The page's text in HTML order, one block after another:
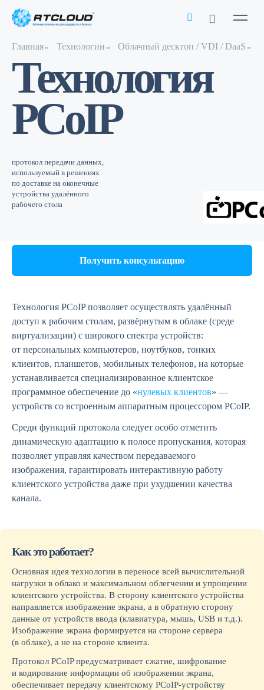
Главная Технологии Облачный десктоп / VDI / DaaS
Технология
PCoIP
протокол передачи данных,
используемый в решениях
по доставке на оконечные
устройства удалённого
рабочего стола
Получить консультацию
Технология PCoIP позволяет осуществлять удалённый
доступ к рабочим столам, развёрнутым в облаке (среде
виртуализации) с широкого спектра устройств:
от персональных компьютеров, ноутбуков, тонких
клиентов, планшетов, мобильных телефонов, на которые
устанавливается специализированное клиентское
программное обеспечение до «нулевых клиентов» —
устройств со встроенным аппаратным процессором PCoIP.
Среди функций протокола следует особо отметить
динамическую адаптацию к полосе пропускания, которая
позволяет управляя качеством передаваемого
изображения, гарантировать интерактивную работу
клиентского устройства даже при ухудшении качества
канала.
Как это работает?
Основная идея технологии в переносе всей вычислительной
нагрузки в облако и максимальном облегчении и упрощении
клиентского устройства. В сторону клиентского устройства
направляется изображение экрана, а в обратную сторону
данные от устройств ввода (клавиатура, мышь, USB и т.д.).
Изображение экрана формируется на стороне сервера
(в облаке), а не на стороне клиента.
Протокол PCoIP предусматривает сжатие, шифрование
и кодирование информации об изображении экрана,
обеспечивает передачу клиентскому PCoIP-устройству